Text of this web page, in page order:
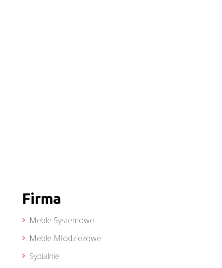
Firma
Meble Systemowe
Meble Młodzieżowe
Sypialnie